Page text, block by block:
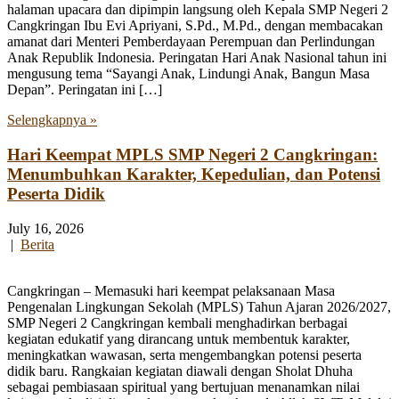
halaman upacara dan dipimpin langsung oleh Kepala SMP Negeri 2
Cangkringan Ibu Evi Apriyani, S.Pd., M.Pd., dengan membacakan
amanat dari Menteri Pemberdayaan Perempuan dan Perlindungan
Anak Republik Indonesia. Peringatan Hari Anak Nasional tahun ini
mengusung tema “Sayangi Anak, Lindungi Anak, Bangun Masa
Depan”. Peringatan ini […]
Selengkapnya »
Hari Keempat MPLS SMP Negeri 2 Cangkringan:
Menumbuhkan Karakter, Kepedulian, dan Potensi
Peserta Didik
July 16, 2026
| Berita
Cangkringan – Memasuki hari keempat pelaksanaan Masa
Pengenalan Lingkungan Sekolah (MPLS) Tahun Ajaran 2026/2027,
SMP Negeri 2 Cangkringan kembali menghadirkan berbagai
kegiatan edukatif yang dirancang untuk membentuk karakter,
meningkatkan wawasan, serta mengembangkan potensi peserta
didik baru. Rangkaian kegiatan diawali dengan Sholat Dhuha
sebagai pembiasaan spiritual yang bertujuan menanamkan nilai